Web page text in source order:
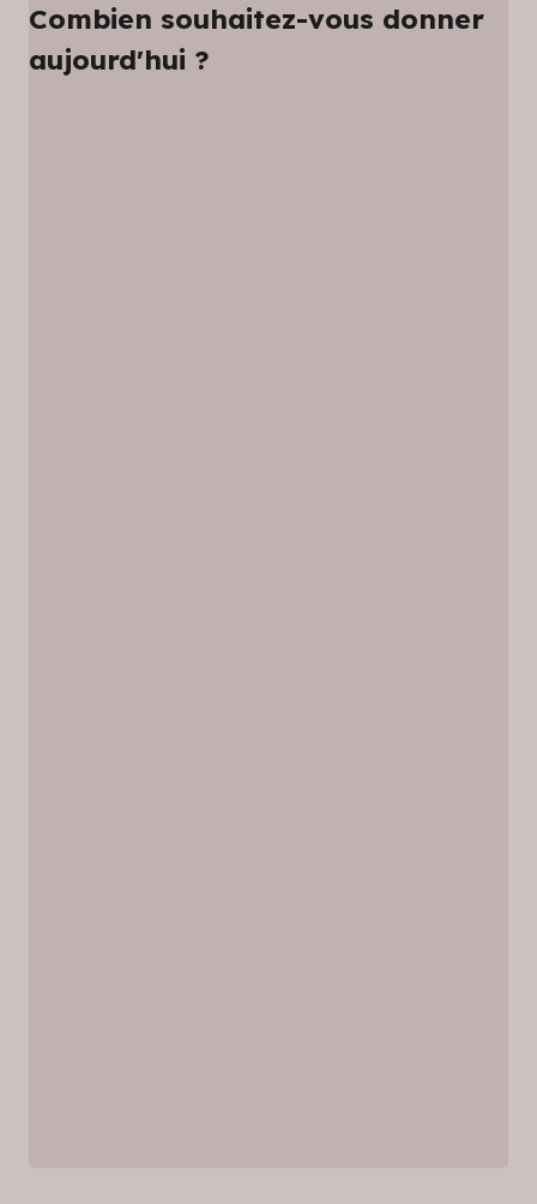
Combien souhaitez-vous donner
aujourd'hui ?